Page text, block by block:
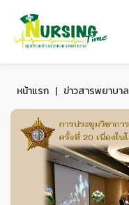
หน้าแรก | ข่าวสารพยาบาล